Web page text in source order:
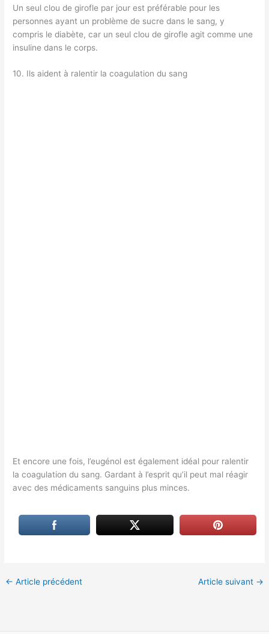
Un seul clou de girofle par jour est préférable pour les
personnes ayant un problème de sucre dans le sang, y
compris le diabète, car un seul clou de girofle agit comme une
insuline dans le corps.
10. Ils aident à ralentir la coagulation du sang
Et encore une fois, l’eugénol est également idéal pour ralentir
la coagulation du sang. Gardant à l’esprit qu’il peut mal réagir
avec des médicaments sanguins plus minces.
← Article précédent Article suivant →